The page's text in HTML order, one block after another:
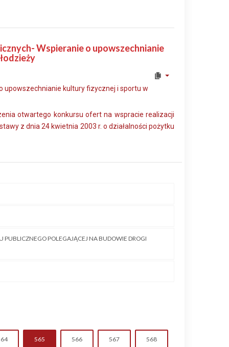
Wspieranie o upowszechnianie
upowszechnianie kultury fizycznej i sportu w
otwartego konkursu ofert na wspracie realizacji
z dnia 24 kwietnia 2003 r. o działalności pożytku
PUBLICZNEGO POLEGAJĄCEJ NA BUDOWIE DROGI
565 566 567 568